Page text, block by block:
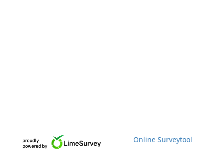
Online Surveytool